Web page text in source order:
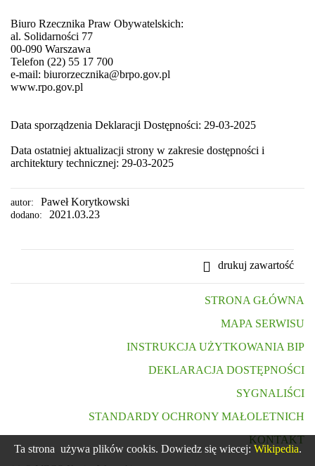
Biuro Rzecznika Praw Obywatelskich:
al. Solidarności 77
00-090 Warszawa
Telefon (22) 55 17 700
e-mail: biurorzecznika@brpo.gov.pl
www.rpo.gov.pl
Data sporządzenia Deklaracji Dostępności: 29-03-2025
Data ostatniej aktualizacji strony w zakresie dostępności i
architektury technicznej: 29-03-2025
autor: Paweł Korytkowski
dodano: 2021.03.23
drukuj zawartość
STRONA GŁÓWNA
MAPA SERWISU
INSTRUKCJA UŻYTKOWANIA BIP
DEKLARACJA DOSTĘPNOŚCI
SYGNALIŚCI
STANDARDY OCHRONY MAŁOLETNICH
KONTAKT
Ta strona używa plików cookis. Dowiedz się wiecej: Wikipedia.